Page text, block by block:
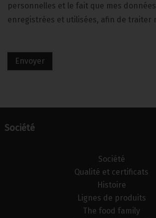
personnelles et le fait que mes
enregistrées et utilisées, afin de traiter
Envoyer
Société
Société
Qualité et certificats
Histoire
Lignes de produits
The food family